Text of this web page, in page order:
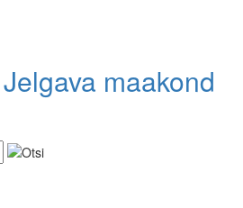
Jelgava maakond